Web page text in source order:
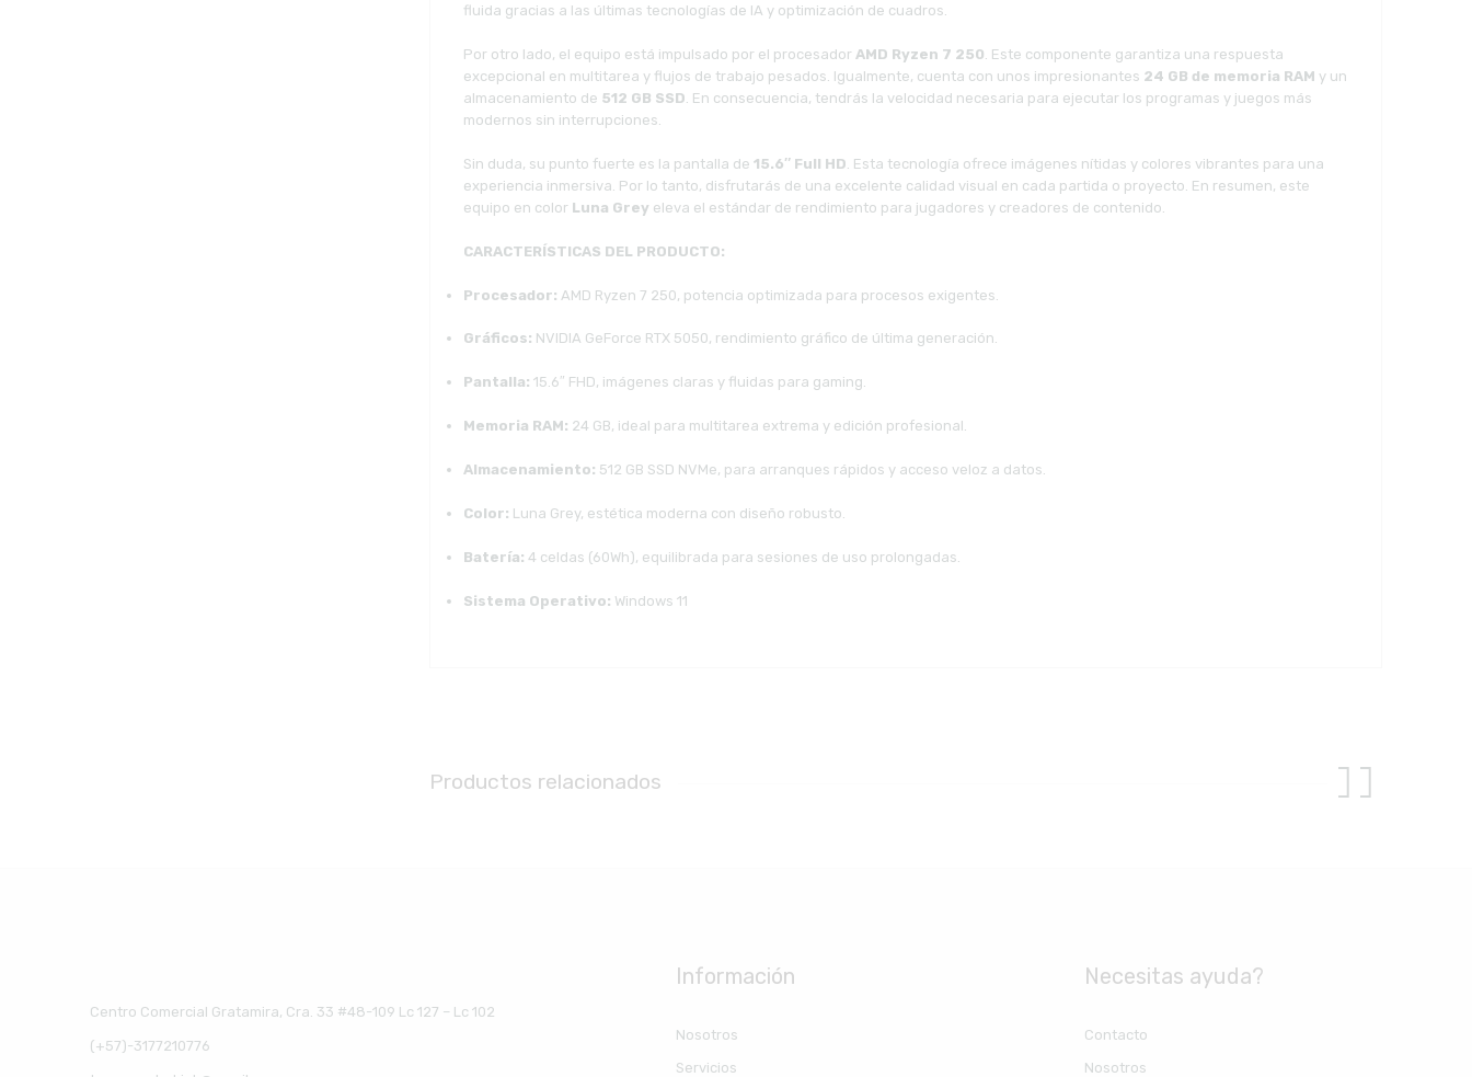
fluida gracias a las últimas tecnologías de IA y optimización de cuadros.
Por otro lado, el equipo está impulsado por el procesador AMD Ryzen 7 250 . Este componente garantiza una respuesta
excepcional en multitarea y flujos de trabajo pesados. Igualmente, cuenta con unos impresionantes 24 GB de memoria RAM y un
almacenamiento de 512 GB SSD . En consecuencia, tendrás la velocidad necesaria para ejecutar los programas y juegos más
modernos sin interrupciones.
Sin duda, su punto fuerte es la pantalla de 15.6″ Full HD . Esta tecnología ofrece imágenes nítidas y colores vibrantes para una
experiencia inmersiva. Por lo tanto, disfrutarás de una excelente calidad visual en cada partida o proyecto. En resumen, este
equipo en color Luna Grey eleva el estándar de rendimiento para jugadores y creadores de contenido.
CARACTERÍSTICAS DEL PRODUCTO:
Procesador: AMD Ryzen 7 250, potencia optimizada para procesos exigentes.
Gráficos: NVIDIA GeForce RTX 5050, rendimiento gráfico de última generación.
Pantalla: 15.6″ FHD, imágenes claras y fluidas para gaming.
Memoria RAM: 24 GB, ideal para multitarea extrema y edición profesional.
Almacenamiento: 512 GB SSD NVMe, para arranques rápidos y acceso veloz a datos.
Color: Luna Grey, estética moderna con diseño robusto.
Batería: 4 celdas (60Wh), equilibrada para sesiones de uso prolongadas.
Sistema Operativo: Windows 11
Productos relacionados
Centro Comercial Gratamira, Cra. 33 #48-109 Lc 127 – Lc 102
(+57)-3177210776
Información
Nosotros
Servicios
Necesitas ayuda?
Contacto
Nosotros